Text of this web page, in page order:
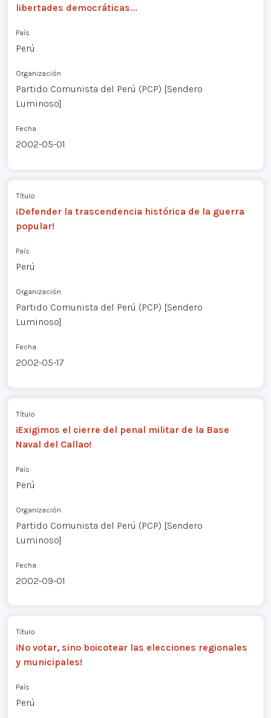
libertades democráticas...
País
Perú
Organización
Partido Comunista del Perú (PCP) [Sendero
Luminoso]
Fecha
2002-05-01
Título
¡Defender la trascendencia histórica de la guerra
popular!
País
Perú
Organización
Partido Comunista del Perú (PCP) [Sendero
Luminoso]
Fecha
2002-05-17
Título
¡Exigimos el cierre del penal militar de la Base
Naval del Callao!
País
Perú
Organización
Partido Comunista del Perú (PCP) [Sendero
Luminoso]
Fecha
2002-09-01
Título
¡No votar, sino boicotear las elecciones regionales
y municipales!
País
Perú